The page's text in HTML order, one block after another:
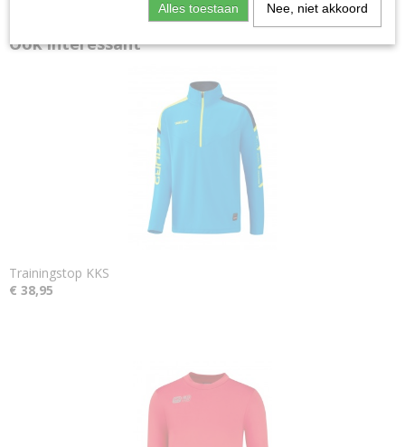
Ook interessant
Trainingstop KKS
€ 38,95
Alles toestaan Nee, niet akkoord